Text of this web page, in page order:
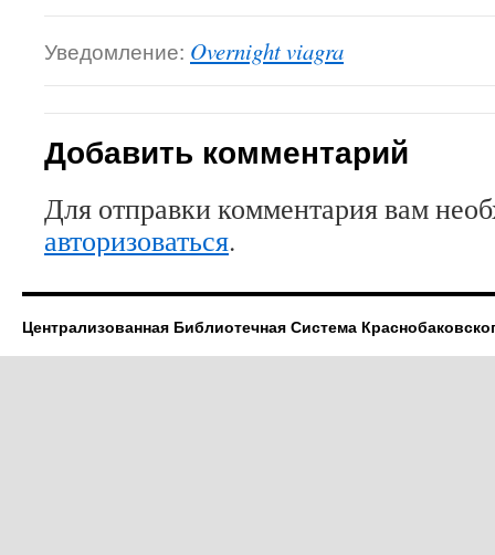
Уведомление: Overnight viagra
Добавить комментарий
Для отправки комментария вам
авторизоваться.
Централизованная Библиотечная Система